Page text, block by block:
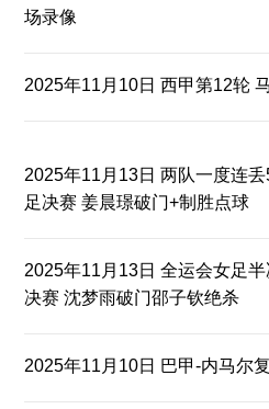
场录像
2025年11月10日 西甲第12轮
2025年11月13日 两队一度连
足决赛 姜晨璟破门+制胜点球
2025年11月13日 全运会女足
决赛 沈梦雨破门邵子钦绝杀
2025年11月10日 巴甲-内马尔